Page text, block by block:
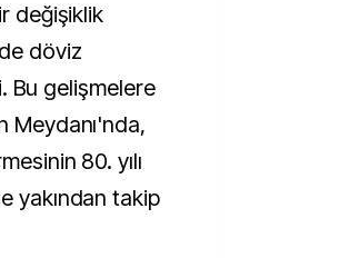
değişiklik
döviz
Bu gelişmelere
Meydanı'nda,
80. yılı
yakından takip